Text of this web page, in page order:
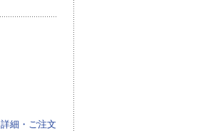
詳細・ご注文